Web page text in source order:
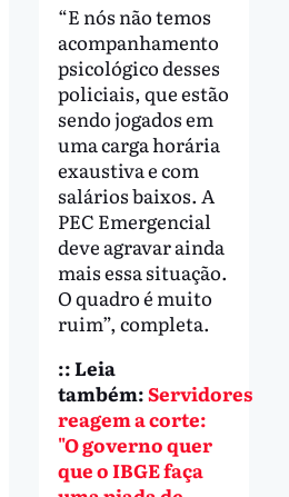
“E nós não temos
acompanhamento
psicológico desses
policiais, que estão
sendo jogados em
uma carga horária
exaustiva e com
salários baixos. A
PEC Emergencial
deve agravar ainda
mais essa situação.
O quadro é muito
ruim”, completa.
:: Leia
também:Servidores
reagem a corte:
"O governo quer
que o IBGE faça